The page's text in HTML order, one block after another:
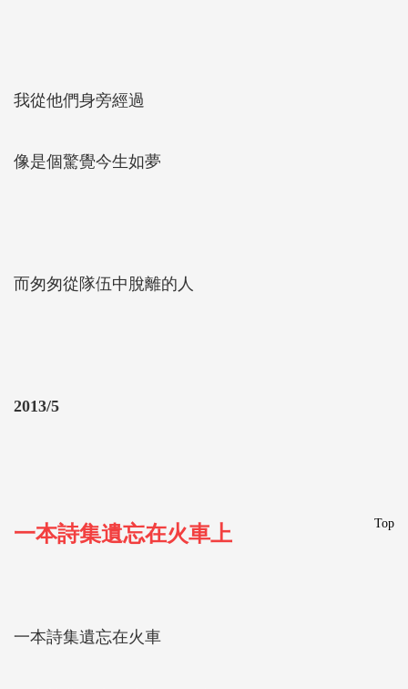
我從他們身旁經過
像是個驚覺今生如夢
而匆匆從隊伍中脫離的人
2013/5
Top
一本詩集遺忘在火車上
一本詩集遺忘在火車